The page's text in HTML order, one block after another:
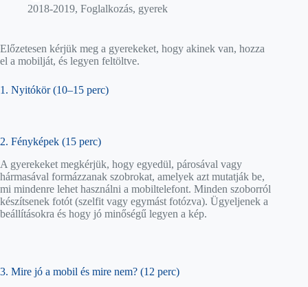
2018-2019, Foglalkozás, gyerek
Előzetesen kérjük meg a gyerekeket, hogy akinek van, hozza
el a mobilját, és legyen feltöltve.
1. Nyitókör (10–15 perc)
2. Fényképek (15 perc)
A gyerekeket megkérjük, hogy egyedül, párosával vagy
hármasával formázzanak szobrokat, amelyek azt mutatják be,
mi mindenre lehet használni a mobiltelefont. Minden szoborról
készítsenek fotót (szelfit vagy egymást fotózva). Ügyeljenek a
beállításokra és hogy jó minőségű legyen a kép.
3. Mire jó a mobil és mire nem? (12 perc)